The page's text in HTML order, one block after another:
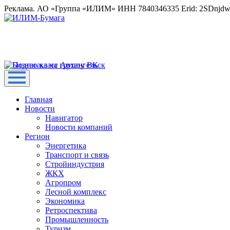
Реклама. АО «Группа «ИЛИМ» ИНН 7840346335 Erid:
Главная
Новости
Навигатор
Новости компаний
Регион
Энергетика
Транспорт и связь
Стройиндустрия
ЖКХ
Агропром
Лесной комплекс
Экономика
Ретроспектива
Промышленность